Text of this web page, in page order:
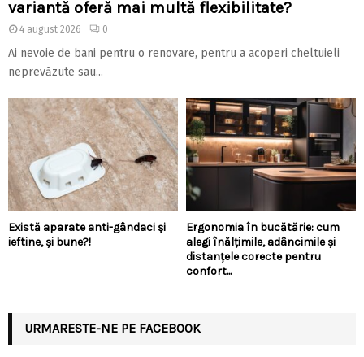
variantă oferă mai multă flexibilitate?
4 august 2026 0
Ai nevoie de bani pentru o renovare, pentru a acoperi cheltuieli
neprevăzute sau...
Există aparate anti-gândaci și
ieftine, și bune?!
Ergonomia în bucătărie: cum
alegi înălțimile, adâncimile și
distanțele corecte pentru
confort...
URMARESTE-NE PE FACEBOOK